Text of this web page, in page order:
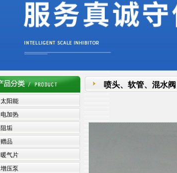
太阳能
电加热
阻垢
赠品
暖气片
增压泵
喷头、软管、混水阀